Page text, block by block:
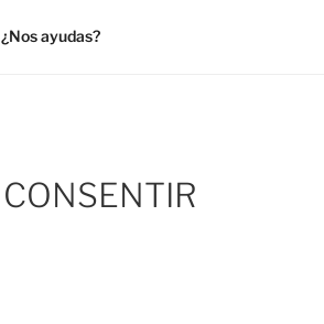
¿Nos ayudas?
CONSENTIR